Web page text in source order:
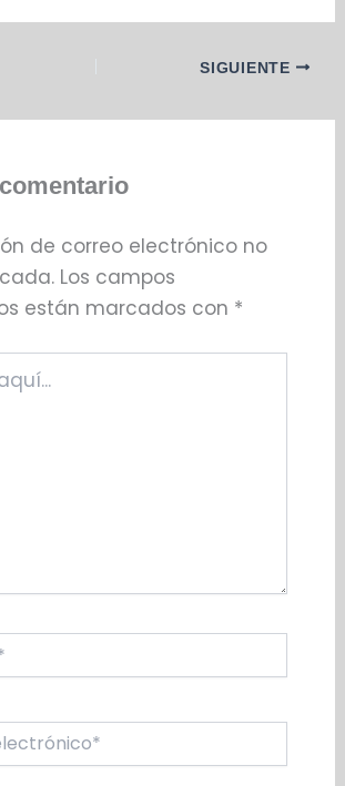
SIGUIENTE
de correo electrónico no
Los campos
están marcados con *